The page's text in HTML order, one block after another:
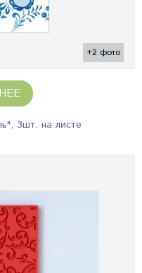
+2 фото
3шт. на листе